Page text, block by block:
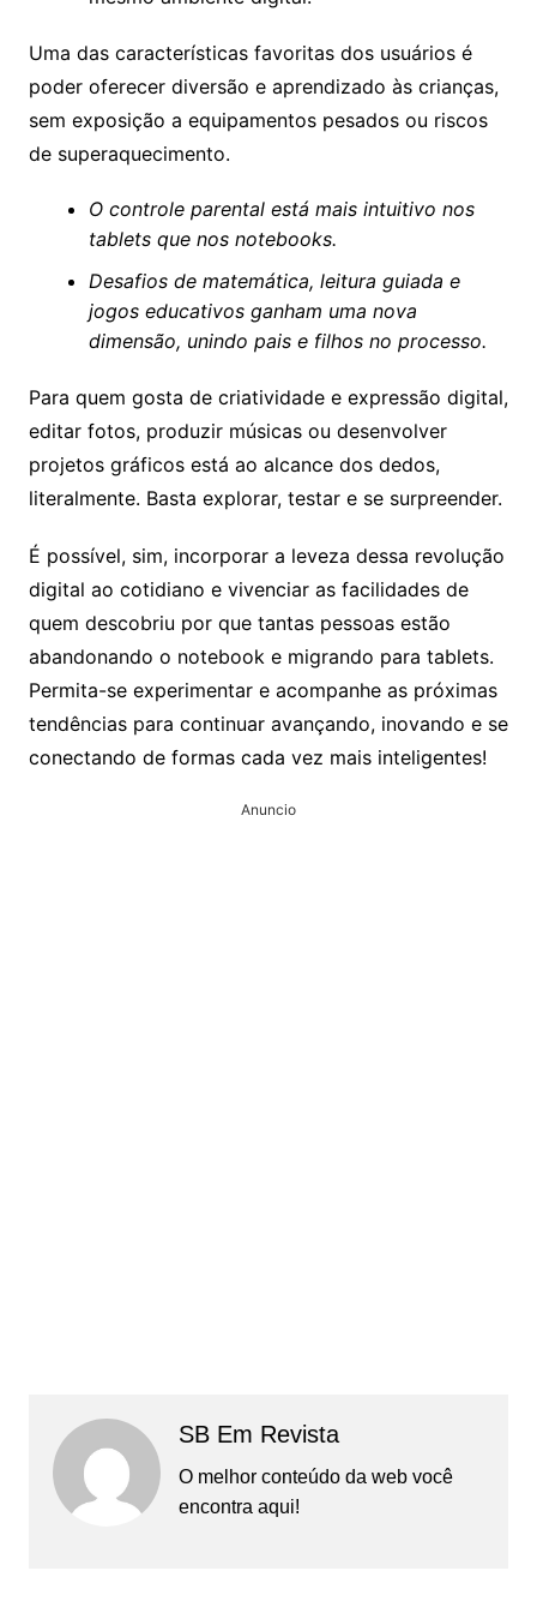
Uma das características favoritas dos usuários é
poder oferecer diversão e aprendizado às crianças,
sem exposição a equipamentos pesados ou riscos
de superaquecimento.
O controle parental está mais intuitivo nos
tablets que nos notebooks.
Desafios de matemática, leitura guiada e
jogos educativos ganham uma nova
dimensão, unindo pais e filhos no processo.
Para quem gosta de criatividade e expressão digital,
editar fotos, produzir músicas ou desenvolver
projetos gráficos está ao alcance dos dedos,
literalmente. Basta explorar, testar e se surpreender.
É possível, sim, incorporar a leveza dessa revolução
digital ao cotidiano e vivenciar as facilidades de
quem descobriu por que tantas pessoas estão
abandonando o notebook e migrando para tablets.
Permita-se experimentar e acompanhe as próximas
tendências para continuar avançando, inovando e se
conectando de formas cada vez mais inteligentes!
Anuncio
SB Em Revista
O melhor conteúdo da web você
encontra aqui!